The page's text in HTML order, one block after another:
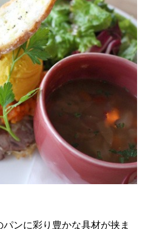
ンに彩り豊かな具材が挟ま